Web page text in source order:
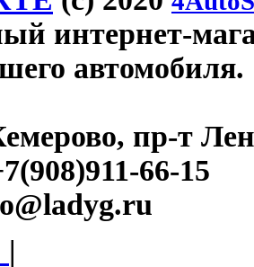
интернет-
автомобиля.
пр-т
66-15
|